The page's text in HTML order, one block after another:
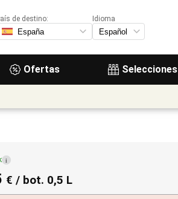
Ofertas Selecciones
de destino:
Idioma
i
€ / bot. 0,5 L